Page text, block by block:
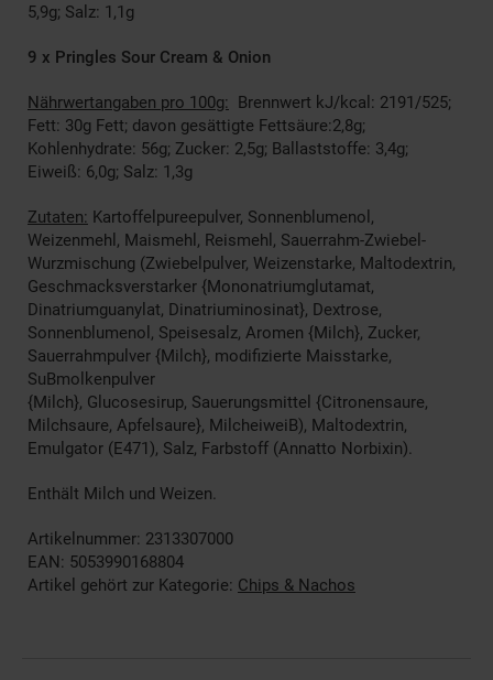
5,9g; Salz: 1,1g
9 x Pringles Sour Cream & Onion
Nährwertangaben pro 100g: Brennwert kJ/kcal: 2191/525;
Fett: 30g Fett; davon gesättigte Fettsäure:2,8g;
Kohlenhydrate: 56g; Zucker: 2,5g; Ballaststoffe: 3,4g;
Eiweiß: 6,0g; Salz: 1,3g
Zutaten: Kartoffelpureepulver, Sonnenblumenol,
Weizenmehl, Maismehl, Reismehl, Sauerrahm-Zwiebel-
Wurzmischung (Zwiebelpulver, Weizenstarke, Maltodextrin,
Geschmacksverstarker {Mononatriumglutamat,
Dinatriumguanylat, Dinatriuminosinat}, Dextrose,
Sonnenblumenol, Speisesalz, Aromen {Milch}, Zucker,
Sauerrahmpulver {Milch}, modifizierte Maisstarke,
SuBmolkenpulver
{Milch}, Glucosesirup, Sauerungsmittel {Citronensaure,
Milchsaure, Apfelsaure}, MilcheiweiB), Maltodextrin,
Emulgator (E471), Salz, Farbstoff (Annatto Norbixin).
Enthält Milch und Weizen.
Artikelnummer: 2313307000
EAN: 5053990168804
Artikel gehört zur Kategorie: Chips & Nachos